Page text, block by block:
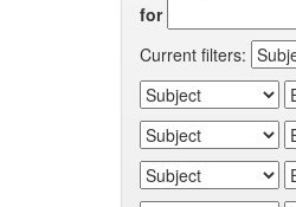
for
Current filters: